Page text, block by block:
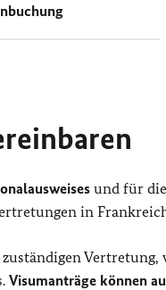
und für
in
Visumanträge können